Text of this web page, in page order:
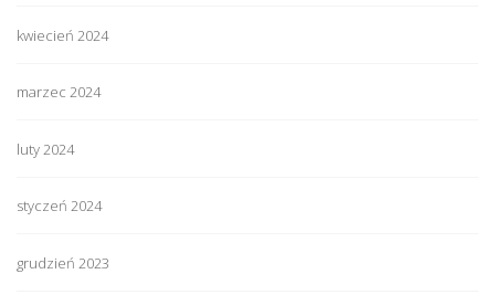
kwiecień 2024
marzec 2024
luty 2024
styczeń 2024
grudzień 2023